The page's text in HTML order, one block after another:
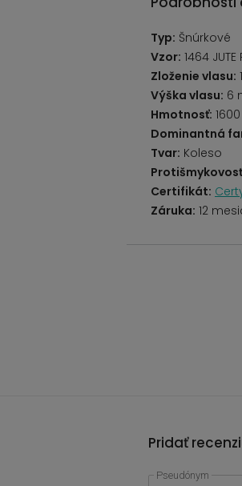
Typ: Šnúrkové
Vzor: 1464 JUTE
Zloženie vlasu:
Výška vlasu: 6
Hmotnosť:
Dominantná
Tvar: Koleso
Certifikát:
Záruka: 12
Pridať
Pseudónym